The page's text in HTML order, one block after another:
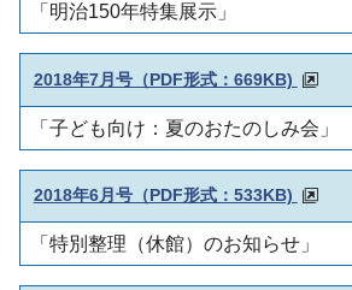
「明治150年特集展示」
2018年7月号（PDF形式：669KB)
「子ども向け：夏のおたのしみ会」
2018年6月号（PDF形式：533KB)
「特別整理（休館）のお知らせ」